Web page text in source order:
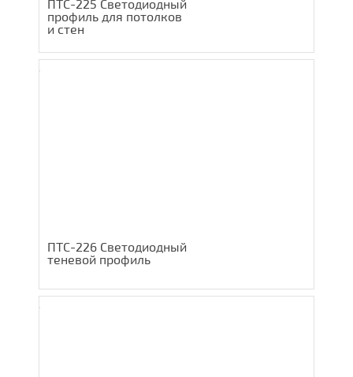
ПТС-225 Светодиодный
профиль для потолков
и стен
ПТС-226 Светодиодный
теневой профиль